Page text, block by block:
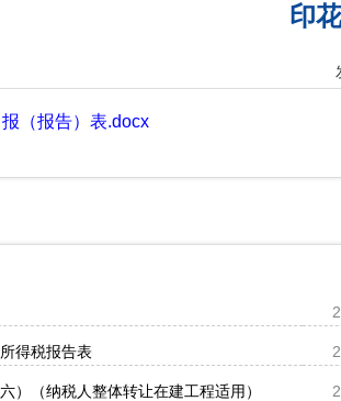
印
（报告）表.docx
得税报告表
）（纳税人整体转让在建工程适用）